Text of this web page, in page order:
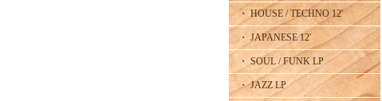
・ HOUSE / TECHNO 12'
・ JAPANESE 12'
・ SOUL / FUNK LP
・ JAZZ LP